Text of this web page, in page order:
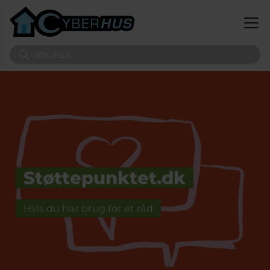
Find hjælp i Odense
Støttepunktet.dk
Hvis du har brug for et råd